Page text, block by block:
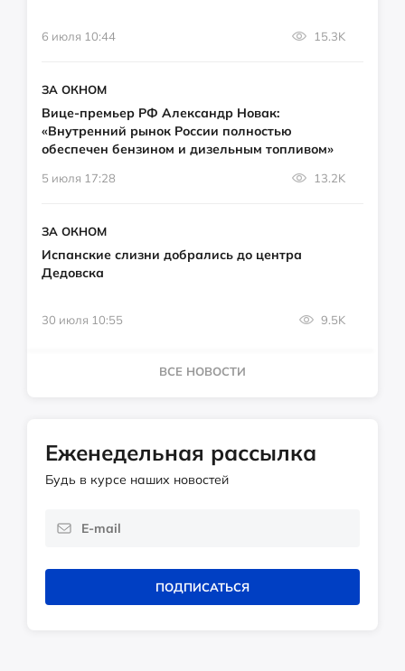
6 июля 10:44 15.3K
ЗА ОКНОМ
Вице-премьер РФ Александр Новак:
«Внутренний рынок России полностью
обеспечен бензином и дизельным топливом»
5 июля 17:28 13.2K
ЗА ОКНОМ
Испанские слизни добрались до центра
Дедовска
30 июля 10:55 9.5K
ВСЕ НОВОСТИ
Еженедельная рассылка
Будь в курсе наших новостей
ПОДПИСАТЬСЯ